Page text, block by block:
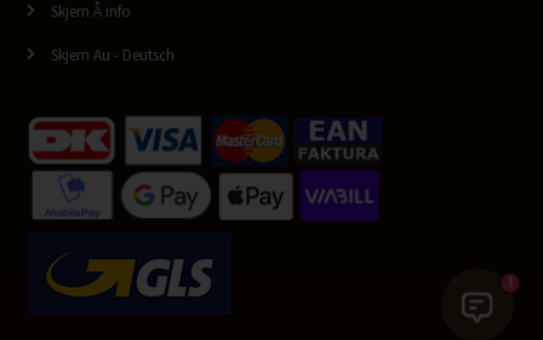
Skjern Å info
Skjern Au - Deutsch
1